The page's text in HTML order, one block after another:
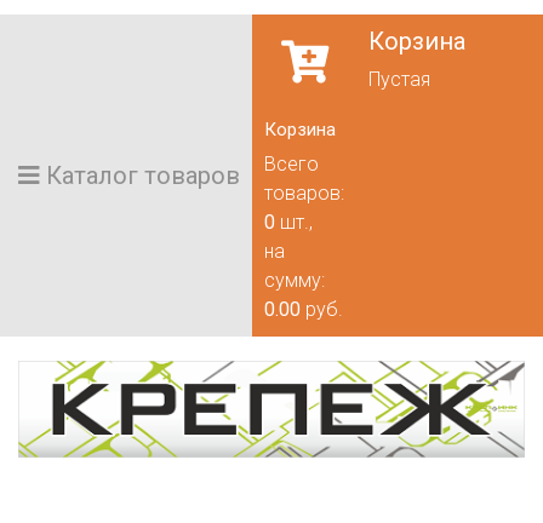
Каталог товаров
Корзина
Пустая
Корзина
Всего
товаров:
0 шт.,
на
сумму:
0.00 руб.